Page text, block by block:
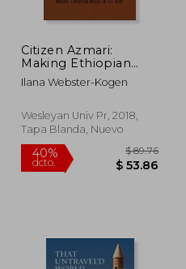
40%
dcto.
Citizen Azmari:
Making Ethiopian
Music in tel Aviv
(Music (en Inglés)
Ilana Webster-Kogen
Wesleyan Univ Pr, 2018,
Tapa Blanda, Nuevo